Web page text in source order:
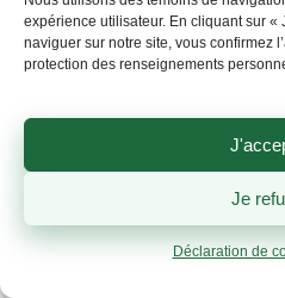
expérience utilisateur. En cliquant sur «
naviguer sur notre site, vous confirmez
protection des renseignements
Je
Déclaration de
ADMINISTRATIF
Lundi au vendredi
:
Louis
(BURY)
Lundi au
Samedi :
septembre
8h30 à